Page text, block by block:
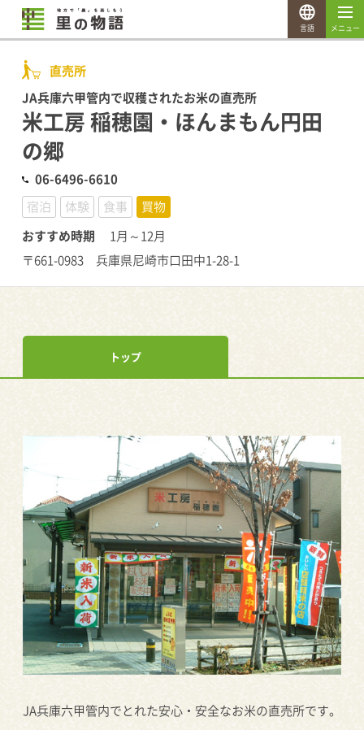
直売所
JA兵庫六甲管内で収穫されたお米の直売所
米工房 稲穂園・ほんまもん円田
の郷
06-6496-6610
宿泊
体験 食事
買物
おすすめ時期
1月～12月
〒661-0983 兵庫県尼崎市口田中1-28-1
トップ
JA兵庫六甲管内でとれた安心・安全なお米の直売所です。
メニュー
言語